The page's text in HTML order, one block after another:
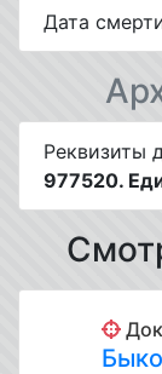
Дата
Реквизиты
977520.